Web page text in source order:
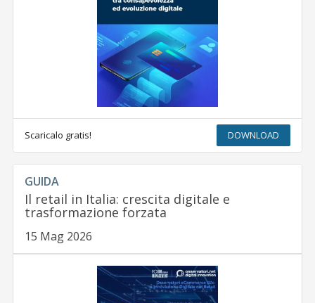
Scaricalo gratis! DOWNLOAD
GUIDA
Il retail in Italia: crescita digitale e
trasformazione forzata
15 Mag 2026